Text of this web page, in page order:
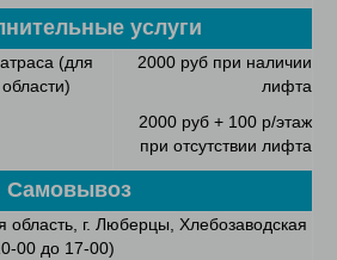
услуги
(для
2000 руб при наличии
лифта
2000 руб + 100 р/этаж
при отсутствии лифта
Самовывоз
область, г. Люберцы, Хлебозаводская
00 до 17-00)